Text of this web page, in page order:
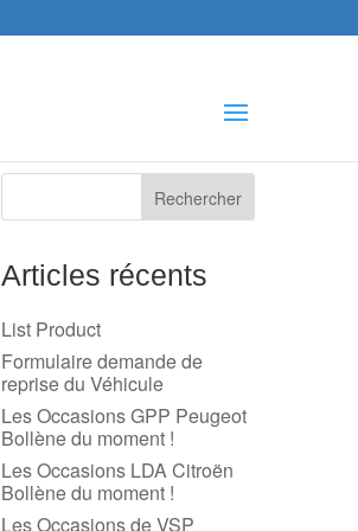
Articles récents
List Product
Formulaire demande de
reprise du Véhicule
Les Occasions GPP Peugeot
Bollène du moment !
Les Occasions LDA Citroën
Bollène du moment !
Les Occasions de VSP